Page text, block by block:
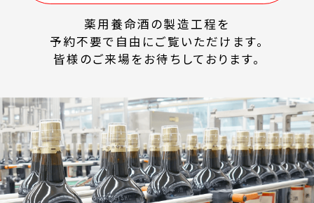
薬用養命酒の製造工程を
予約不要で自由にご覧いただけます。
皆様のご来場をお待ちしております。